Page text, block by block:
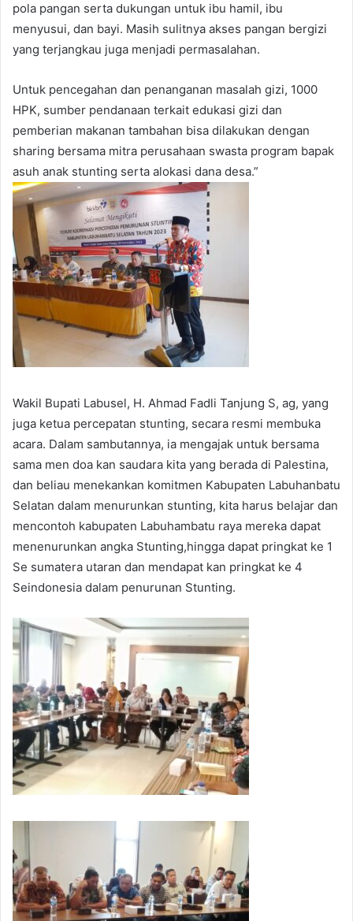
pola pangan serta dukungan untuk ibu hamil, ibu
menyusui, dan bayi. Masih sulitnya akses pangan bergizi
yang terjangkau juga menjadi permasalahan.
Untuk pencegahan dan penanganan masalah gizi, 1000
HPK, sumber pendanaan terkait edukasi gizi dan
pemberian makanan tambahan bisa dilakukan dengan
sharing bersama mitra perusahaan swasta program bapak
asuh anak stunting serta alokasi dana desa.”
Wakil Bupati Labusel, H. Ahmad Fadli Tanjung S, ag, yang
juga ketua percepatan stunting, secara resmi membuka
acara. Dalam sambutannya, ia mengajak untuk bersama
sama men doa kan saudara kita yang berada di Palestina,
dan beliau menekankan komitmen Kabupaten Labuhanbatu
Selatan dalam menurunkan stunting, kita harus belajar dan
mencontoh kabupaten Labuhambatu raya mereka dapat
menenurunkan angka Stunting,hingga dapat pringkat ke 1
Se sumatera utaran dan mendapat kan pringkat ke 4
Seindonesia dalam penurunan Stunting.